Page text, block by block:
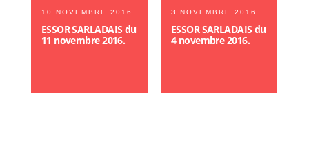
10 NOVEMBRE 2016
ESSOR SARLADAIS du
11 novembre 2016.
3 NOVEMBRE 2016
ESSOR SARLADAIS du
4 novembre 2016.